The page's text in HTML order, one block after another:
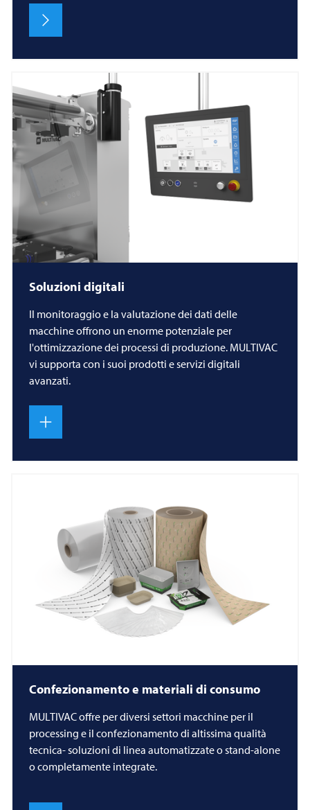
Soluzioni digitali
Il monitoraggio e la valutazione dei dati delle
macchine offrono un enorme potenziale per
l'ottimizzazione dei processi di produzione. MULTIVAC
vi supporta con i suoi prodotti e servizi digitali
avanzati.
Confezionamento e materiali di consumo
MULTIVACoffre per diversi settori macchine per il
processing e il confezionamento di altissima qualità
tecnica- soluzioni di linea automatizzate o stand-alone
o completamente integrate.